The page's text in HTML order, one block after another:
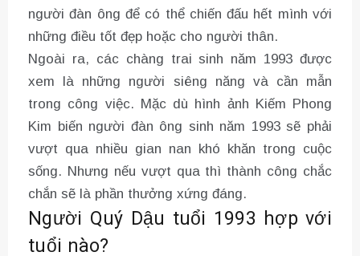
người đàn ông để có thể chiến đấu hết mình với
những điều tốt đẹp hoặc cho người thân.
Ngoài ra, các chàng trai sinh năm 1993 được
xem là những người siêng năng và cần mẫn
trong công việc. Mặc dù hình ảnh Kiếm Phong
Kim biến người đàn ông sinh năm 1993 sẽ phải
vượt qua nhiều gian nan khó khăn trong cuộc
sống. Nhưng nếu vượt qua thì thành công chắc
chắn sẽ là phần thưởng xứng đáng.
Người Quý Dậu tuổi 1993 hợp với
tuổi nào?